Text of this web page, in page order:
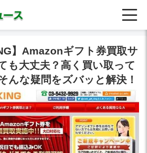
】Amazonギフト券買取サ
も大丈夫？高く買い取って
んな疑問をズバッと解決！